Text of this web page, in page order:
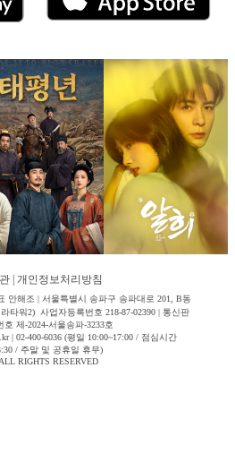
개인정보처리방침
안해조 | 서울특별시 송파구 송파대로 201, B동
타워2) 사업자등록번호 218-87-02390 | 통신판
호 제-2024-서울송파-3233호
| 02-400-6036 (평일 10:00~17:00 / 점심시간
/ 주말 및 공휴일 휴무)
RIGHTS RESERVED